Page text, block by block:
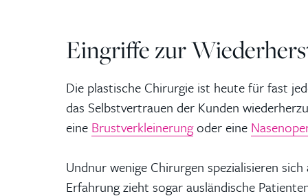
Eingriffe zur
Die plastische Chirurgie ist heute für fast
das Selbstvertrauen der Kunden
eine Brustverkleinerungoder eine
Undnur wenige Chirurgen spezialisieren
Erfahrung zieht sogar ausländische